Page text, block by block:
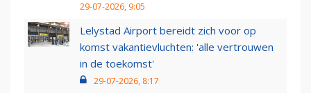
29-07-2026, 9:05
Lelystad Airport bereidt zich voor op
komst vakantievluchten: 'alle vertrouwen
in de toekomst'
29-07-2026, 8:17